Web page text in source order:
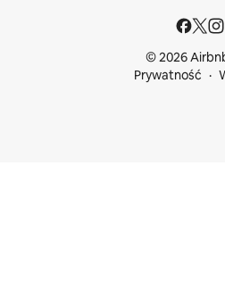
© 2026
Prywatność